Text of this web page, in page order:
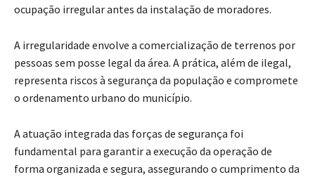
ocupação irregular antes da instalação de moradores.
A irregularidade envolve a comercialização de terrenos por
pessoas sem posse legal da área. A prática, além de ilegal,
representa riscos à segurança da população e compromete
o ordenamento urbano do município.
A atuação integrada das forças de segurança foi
fundamental para garantir a execução da operação de
forma organizada e segura, assegurando o cumprimento da